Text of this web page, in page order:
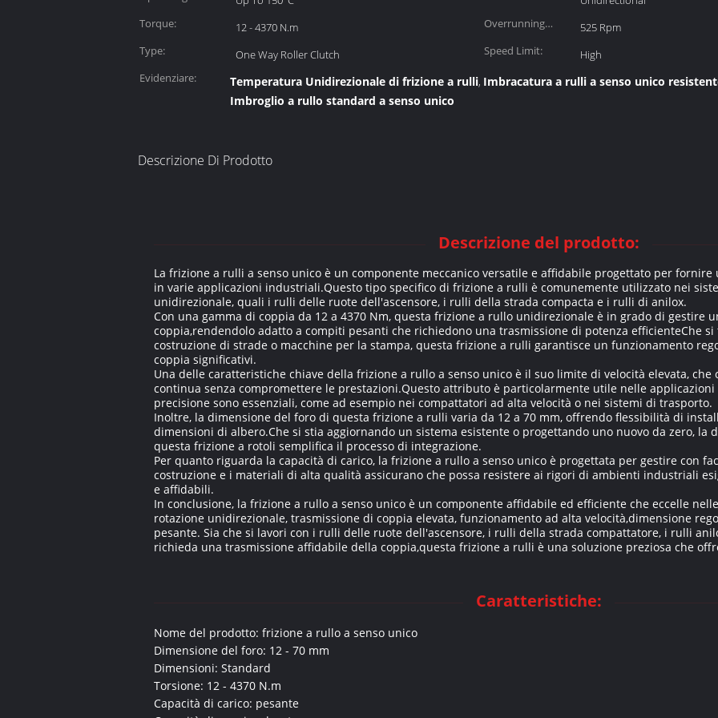
Torque:
12 - 4370 N.m
Overrunning
525 Rpm
Type:
One Way Roller Clutch Speed Limit:
High
Evidenziare:
Temperatura Unidirezionale di frizione a rulli, Imbracatura a rulli a senso unico
Imbroglio a rullo standard a senso unico
Descrizione Di Prodotto
Descrizione del prodotto:
La frizione a rulli a senso unico è un componente meccanico versatile e affidabile progettato per
in varie applicazioni industriali.Questo tipo specifico di frizione a rulli è comunemente utilizzato nei
unidirezionale, quali i rulli delle ruote dell'ascensore, i rulli della strada compacta e i rulli di anilox.
Con una gamma di coppia da 12 a 4370 Nm, questa frizione a rullo unidirezionale è in grado di gestire
coppia,rendendolo adatto a compiti pesanti che richiedono una trasmissione di potenza efficienteChe
costruzione di strade o macchine per la stampa, questa frizione a rulli garantisce un funzionamento
coppia significativi.
Una delle caratteristiche chiave della frizione a rullo a senso unico è il suo limite di velocità elevata,
continua senza compromettere le prestazioni.Questo attributo è particolarmente utile nelle
precisione sono essenziali, come ad esempio nei compattatori ad alta velocità o nei sistemi di trasporto.
Inoltre, la dimensione del foro di questa frizione a rulli varia da 12 a 70 mm, offrendo flessibilità di
dimensioni di albero.Che si stia aggiornando un sistema esistente o progettando uno nuovo da zero, la
questa frizione a rotoli semplifica il processo di integrazione.
Per quanto riguarda la capacità di carico, la frizione a rullo a senso unico è progettata per gestire con
costruzione e i materiali di alta qualità assicurano che possa resistere ai rigori di ambienti industriali
e affidabili.
In conclusione, la frizione a rullo a senso unico è un componente affidabile ed efficiente che eccelle
rotazione unidirezionale, trasmissione di coppia elevata, funzionamento ad alta velocità,dimensione
pesante. Sia che si lavori con i rulli delle ruote dell'ascensore, i rulli della strada compattatore, i rulli
richieda una trasmissione affidabile della coppia,questa frizione a rulli è una soluzione preziosa che
Caratteristiche:
Nome del prodotto: frizione a rullo a senso unico
Dimensione del foro: 12 - 70 mm
Dimensioni: Standard
Torsione: 12 - 4370 N.m
Capacità di carico: pesante